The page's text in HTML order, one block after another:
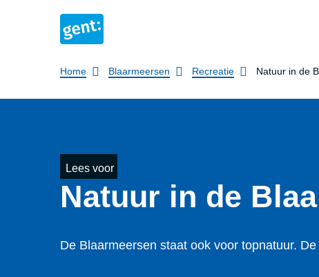
Breadcrumb
Home Blaarmeersen Recreatie Natuur in de
Lees voor
Natuur in de
De Blaarmeersen staat ook voor topnatuur.